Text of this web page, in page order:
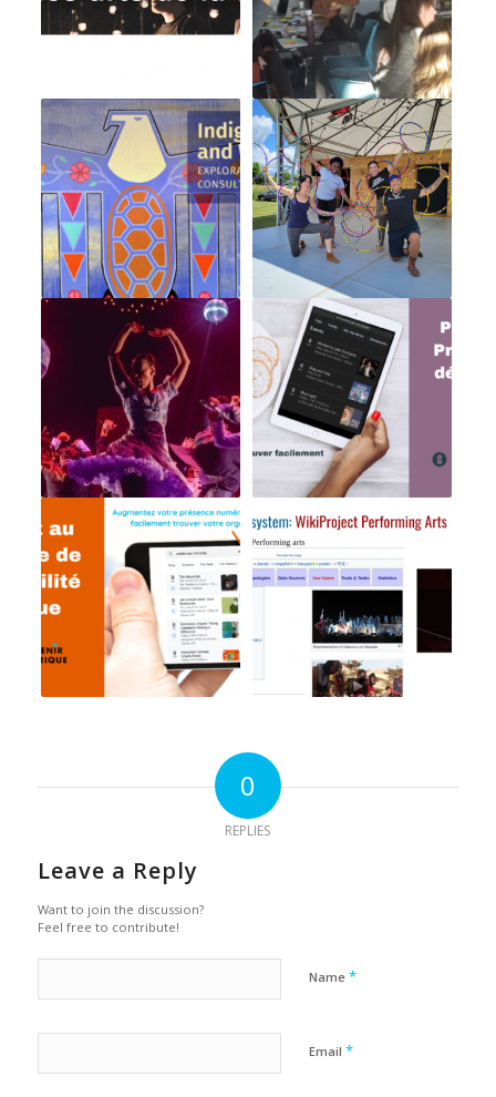
0
REPLIES
Leave a Reply
Want to join the discussion?
Feel free to contribute!
Name *
Email *